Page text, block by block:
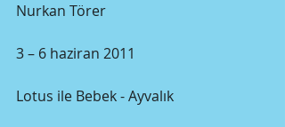
Nurkan Törer
3 – 6 haziran 2011
Lotus ile Bebek - Ayvalık